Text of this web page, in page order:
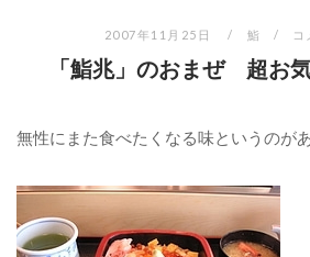
2007年11月25日 鮨 コ
「鮨兆」のおまぜ 超お
無性にまた食べたくなる味というのがあ